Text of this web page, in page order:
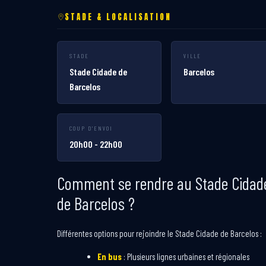
STADE & LOCALISATION
STADE
Stade Cidade de
Barcelos
VILLE
Barcelos
COUP D'ENVOI
20h00 - 22h00
Comment se rendre au Stade
de Barcelos ?
Différentes options pour rejoindre le Stade Cidade de Barcelos :
En bus: Plusieurs lignes urbaines et régionales